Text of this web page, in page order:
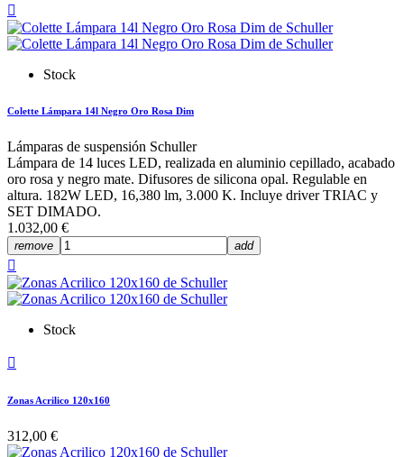

Stock
Colette Lámpara 14l Negro Oro Rosa Dim
Lámparas de suspensión Schuller
Lámpara de 14 luces LED, realizada en aluminio cepillado, acabado
oro rosa y negro mate. Difusores de silicona opal. Regulable en
altura. 182W LED, 16,380 lm, 3.000 K. Incluye driver TRIAC y
SET DIMADO.
1.032,00 €
remove add

Stock

Zonas Acrilico 120x160
312,00 €